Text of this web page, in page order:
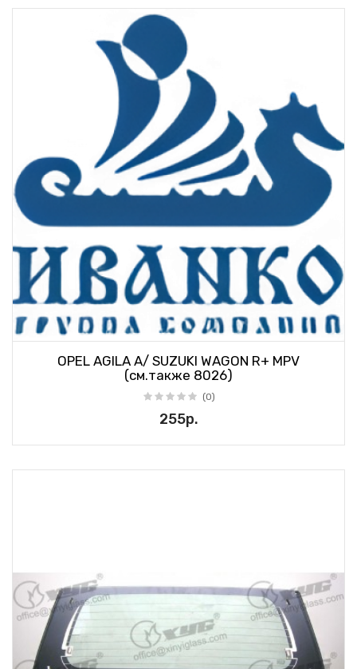
OPEL AGILA A/ SUZUKI WAGON R+ MPV
(см.также 8026)
(0)
255р.